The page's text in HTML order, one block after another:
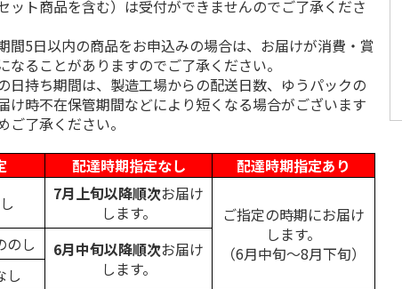
込) (送料・税込) (送料・税込) (送料・税込)
ット商品を含む）は受付ができませんのでご了承くださ
間5日以内の商品をお申込みの場合は、お届けが消費・賞
なることがありますのでご了承ください。
日持ち期間は、製造工場からの配送日数、ゆうパックの
け時不在保管期間などにより短くなる場合がございます
ご了承ください。
配達時期指定なし
配達時期指定あり
7月上旬以降順次お届け
します。
ご指定の時期にお届け
します。
（6月中旬～8月下旬）
のし 6月中旬以降順次お届け
します。
し